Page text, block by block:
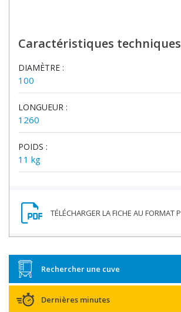
Rechercher une cuve
Dernières minutes
Caractéristiques techniques
DIAMÈTRE :
100
LONGUEUR :
1260
POIDS :
11 kg